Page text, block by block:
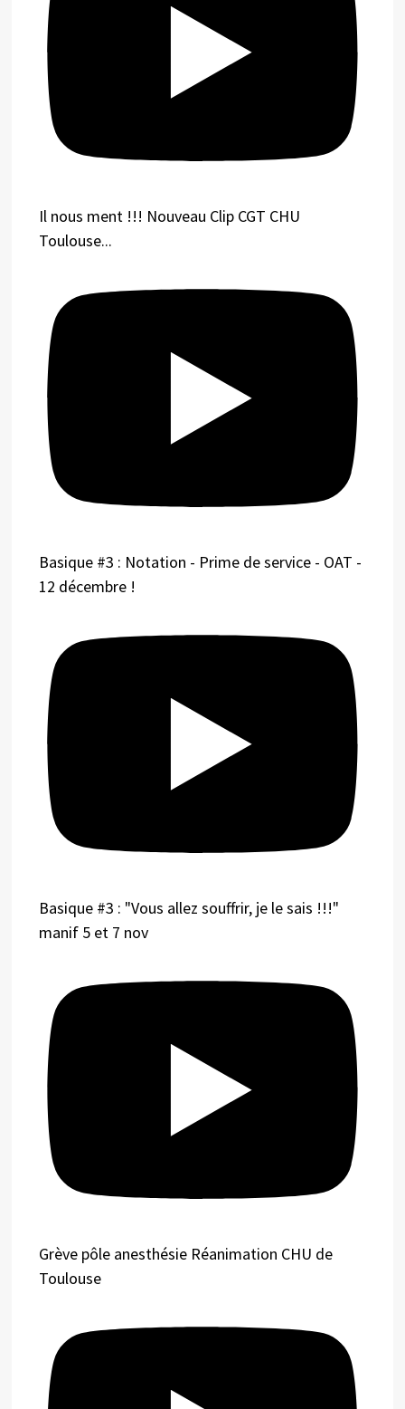
Il nous ment !!! Nouveau Clip CGT CHU
Toulouse...
Basique #3 : Notation - Prime de service - OAT -
12 décembre !
Basique #3 : "Vous allez souffrir, je le sais !!!"
manif 5 et 7 nov
Grève pôle anesthésie Réanimation CHU de
Toulouse